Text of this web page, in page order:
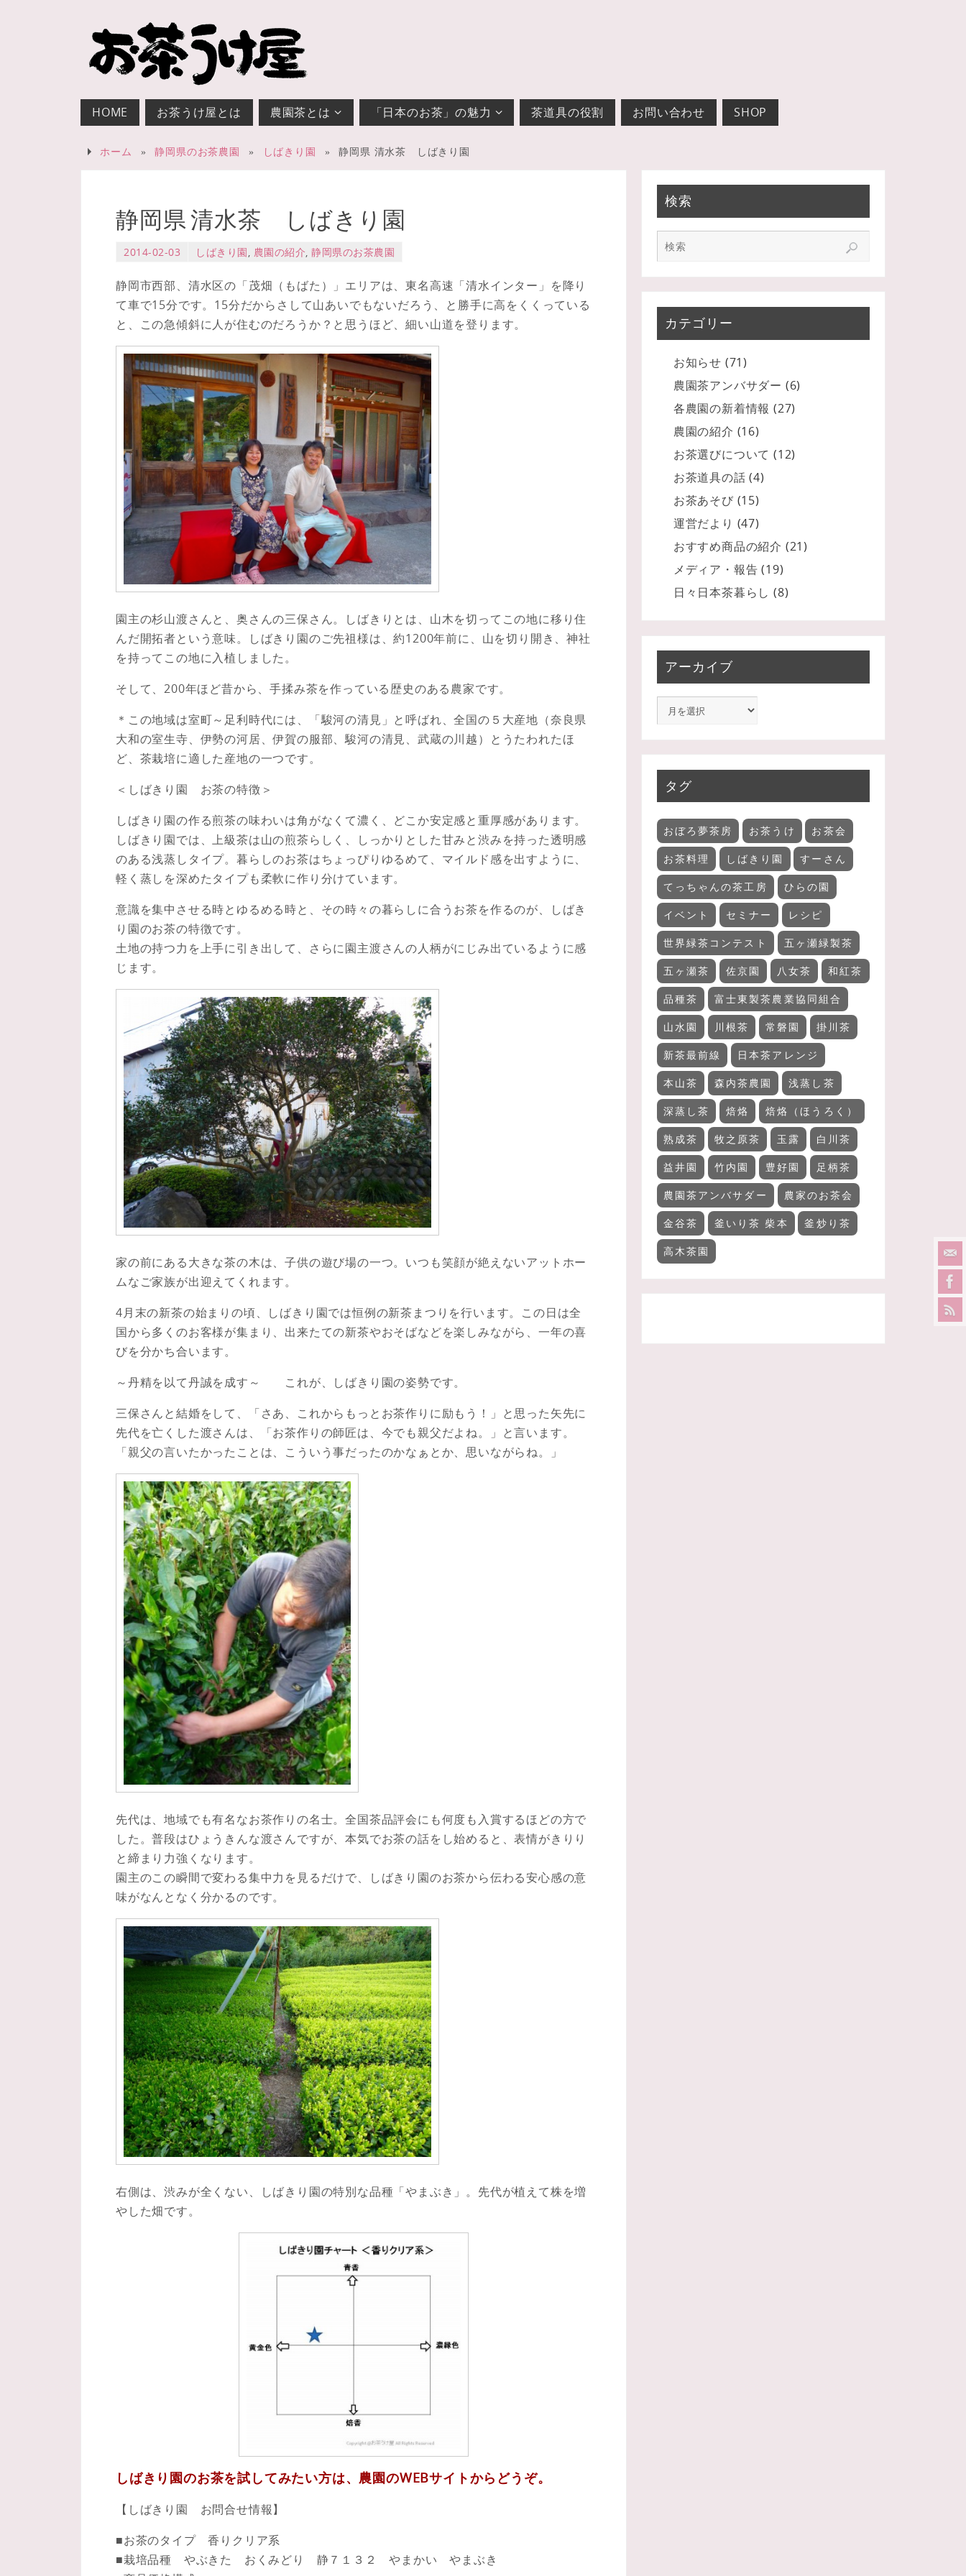
HOME お茶うけ屋とは 農園茶とは 「日本のお茶」の魅力 茶道具の役割 お問い合わせ SHOP
ホーム » 静岡県のお茶農園 » しばきり園 » 静岡県 清水茶 しばきり園
静岡県 清水茶 しばきり園
2014-02-03 しばきり園 農園の紹介 静岡県のお茶農園
静岡市西部、清水区の「茂畑（もばた）」エリアは、東名高速「清水インター」を降り
て車で15分です。15分だからさして山あいでもないだろう、と勝手に高をくくっている
と、この急傾斜に人が住むのだろうか？と思うほど、細い山道を登ります。
園主の杉山渡さんと、奥さんの三保さん。しばきりとは、山木を切ってこの地に移り住
んだ開拓者という意味。しばきり園のご先祖様は、約1200年前に、山を切り開き、神社
を持ってこの地に入植しました。
そして、200年ほど昔から、手揉み茶を作っている歴史のある農家です。
＊この地域は室町～足利時代には、「駿河の清見」と呼ばれ、全国の５大産地（奈良県
大和の室生寺、伊勢の河居、伊賀の服部、駿河の清見、武蔵の川越）とうたわれたほ
ど、茶栽培に適した産地の一つです。
＜しばきり園 お茶の特徴＞
しばきり園の作る煎茶の味わいは角がなくて濃く、どこか安定感と重厚感があります。
しばきり園では、上級茶は山の煎茶らしく、しっかりとした甘みと渋みを持った透明感
のある浅蒸しタイプ。暮らしのお茶はちょっぴりゆるめて、マイルド感を出すように、
軽く蒸しを深めたタイプも柔軟に作り分けています。
意識を集中させる時とゆるめる時と、その時々の暮らしに合うお茶を作るのが、しばき
り園のお茶の特徴です。
土地の持つ力を上手に引き出して、さらに園主渡さんの人柄がにじみ出ているように感
じます。
家の前にある大きな茶の木は、子供の遊び場の一つ。いつも笑顔が絶えないアットホー
ムなご家族が出迎えてくれます。
4月末の新茶の始まりの頃、しばきり園では恒例の新茶まつりを行います。この日は全
国から多くのお客様が集まり、出来たての新茶やおそばなどを楽しみながら、一年の喜
びを分かち合います。
～丹精を以て丹誠を成す～ これが、しばきり園の姿勢です。
三保さんと結婚をして、「さあ、これからもっとお茶作りに励もう！」と思った矢先に
先代を亡くした渡さんは、「お茶作りの師匠は、今でも親父だよね。」と言います。
「親父の言いたかったことは、こういう事だったのかなぁとか、思いながらね。」
先代は、地域でも有名なお茶作りの名士。全国茶品評会にも何度も入賞するほどの方で
した。普段はひょうきんな渡さんですが、本気でお茶の話をし始めると、表情がきりり
と締まり力強くなります。
園主のこの瞬間で変わる集中力を見るだけで、しばきり園のお茶から伝わる安心感の意
味がなんとなく分かるのです。
右側は、渋みが全くない、しばきり園の特別な品種「やまぶき」。先代が植えて株を増
やした畑です。
しばきり園のお茶を試してみたい方は、農園のWEBサイトからどうぞ。
【しばきり園 お問合せ情報】
■お茶のタイプ 香りクリア系
■栽培品種 やぶきた おくみどり 静７１３２ やまかい やまぶき
検索
カテゴリー
お知らせ (71)
農園茶アンバサダー (6)
各農園の新着情報 (27)
農園の紹介 (16)
お茶選びについて (12)
お茶道具の話 (4)
お茶あそび (15)
運営だより (47)
おすすめ商品の紹介 (21)
メディア・報告 (19)
日々日本茶暮らし (8)
アーカイブ
タグ
おぼろ夢茶房 お茶うけ お茶会
お茶料理 しばきり園 すーさん
てっちゃんの茶工房 ひらの園
イベント セミナー レシピ
世界緑茶コンテスト 五ヶ瀬緑製茶
五ヶ瀬茶 佐京園 八女茶 和紅茶
品種茶 富士東製茶農業協同組合
山水園 川根茶 常磐園 掛川茶
新茶最前線 日本茶アレンジ
本山茶 森内茶農園 浅蒸し茶
深蒸し茶 焙烙 焙烙（ほうろく）
熟成茶 牧之原茶 玉露 白川茶
益井園 竹内園 豊好園 足柄茶
農園茶アンバサダー 農家のお茶会
金谷茶 釜いり茶 柴本 釜炒り茶
高木茶園